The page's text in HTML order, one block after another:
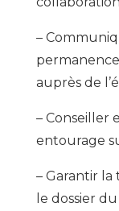
–
auprès de
– Conseiller
entourage
– Garantir la
le dossier